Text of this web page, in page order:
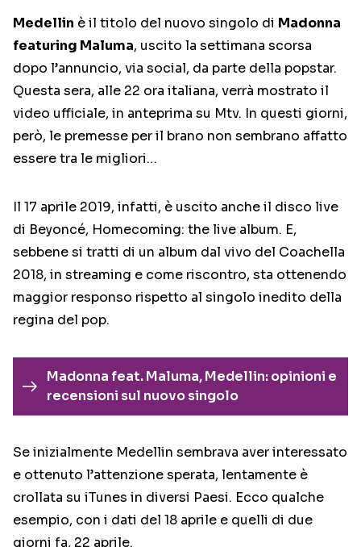
Medellin è il titolo del nuovo singolo di Madonna
featuring Maluma, uscito la settimana scorsa
dopo l’annuncio, via social, da parte della popstar.
Questa sera, alle 22 ora italiana, verrà mostrato il
video ufficiale, in anteprima su Mtv. In questi giorni,
però, le premesse per il brano non sembrano affatto
essere tra le migliori…
Il 17 aprile 2019, infatti, è uscito anche il disco live
di Beyoncé, Homecoming: the live album. E,
sebbene si tratti di un album dal vivo del Coachella
2018, in streaming e come riscontro, sta ottenendo
maggior responso rispetto al singolo inedito della
regina del pop.
Madonna feat. Maluma, Medellin: opinioni e
recensioni sul nuovo singolo
Se inizialmente Medellin sembrava aver interessato
e ottenuto l’attenzione sperata, lentamente è
crollata su iTunes in diversi Paesi. Ecco qualche
esempio, con i dati del 18 aprile e quelli di due
giorni fa, 22 aprile.